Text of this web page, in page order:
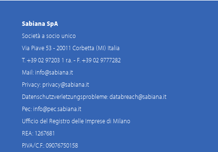
Sabiana SpA
Società a socio unico
Via Piave 53 - 20011 Corbetta (MI) Italia
T. +39 02 97203 1 r.a. - F. +39 02 9777282
Mail: info@sabiana.it
Privacy: privacy@sabiana.it
Datenschutzverletzungsprobleme:databreach@sabiana.it
Pec: info@pec.sabiana.it
Ufficio del Registro delle Imprese di Milano
REA: 1267681
P.IVA/C.F.: 09076750158